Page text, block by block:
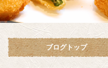
ブログトップ